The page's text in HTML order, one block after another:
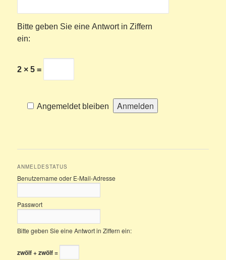
Bitte geben Sie eine Antwort in Ziffern
ein:
2 × 5 =
Angemeldet bleiben
ANMELDESTATUS
Benutzername oder E-Mail-Adresse
Passwort
Bitte geben Sie eine Antwort in Ziffern ein:
zwölf + zwölf =